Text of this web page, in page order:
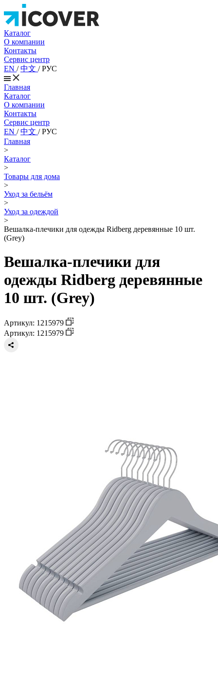
Каталог
О компании
Контакты
Сервис центр
EN /中文 /РУС
Главная
Каталог
О компании
Контакты
Сервис центр
EN /中文 /РУС
Главная
>
Каталог
>
Товары для дома
>
Уход за бельём
>
Уход за одеждой
>
Вешалка-плечики для одежды Ridberg деревянные 10 шт.
(Grey)
Вешалка-плечики для
одежды Ridberg деревянные
10 шт. (Grey)
Артикул: 1215979
Артикул: 1215979